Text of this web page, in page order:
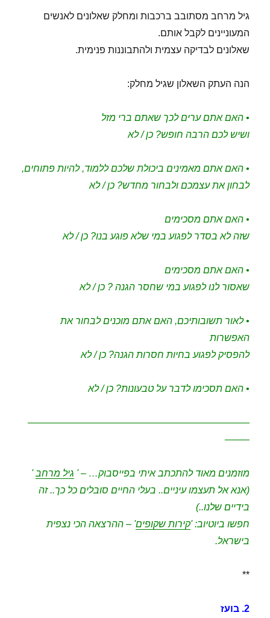
גיל מרחב מסתובב ברכבות ומחלק שאלונים לאנשים
המעוניינים לקבל אותם.
שאלונים לבדיקה עצמית ולהתבוננות פנימית.
הנה העתק השאלון שגיל מחלק:
• האם אתם ערים לכך שאתם ברי מזל
ושיש לכם הרבה חופש? כן / לא
• האם אתם מאמינים ביכולת שלכם ללמוד, להיות פתוחים,
לבחון את עצמכם ולבחור מחדש? כן / לא
• האם אתם מסכימים
שזה לא בסדר לפגוע במי שלא פוגע בנו? כן / לא
• האם אתם מסכימים
שאסור לנו לפגוע במי שחסר הגנה ? כן / לא
• לאור תשובותיכם, האם אתם מוכנים לבחור את
האפשרות
להפסיק לפגוע בחיות חסרות הגנה? כן / לא
• האם תסכימו לדבר על טבעונות? כן / לא
———————————————————————
——–
מוזמנים מאוד להתכתב איתי בפייסבוק… – ' גיל מרחב'
(אנא אל תעצמו עיניים.. בעלי החיים סובלים כל כך.. זה
בידיים שלנו..)
חפשו ביוטיוב: 'קירות שקופים' – ההרצאה הכי נצפית
בישראל.
**
2. בועז